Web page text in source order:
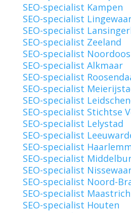
SEO-specialist Kampen
SEO-specialist
SEO-specialist
SEO-specialist Zeeland
SEO-specialist
SEO-specialist Alkmaar
SEO-specialist
SEO-specialist
SEO-specialist
SEO-specialist Stichtse
SEO-specialist Lelystad
SEO-specialist
SEO-specialist
SEO-specialist
SEO-specialist
SEO-specialist Noord-
SEO-specialist
SEO-specialist Houten